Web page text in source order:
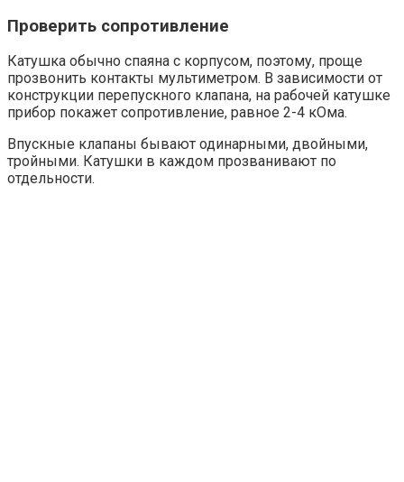
Проверить сопротивление
Катушка обычно спаяна с корпусом, поэтому, проще
прозвонить контакты мультиметром. В зависимости от
конструкции перепускного клапана, на рабочей катушке
прибор покажет сопротивление, равное 2-4 кОма.
Впускные клапаны бывают одинарными, двойными,
тройными. Катушки в каждом прозванивают по
отдельности.